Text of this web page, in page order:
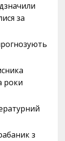
за
роки
з